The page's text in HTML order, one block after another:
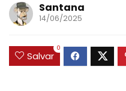
Santana
14/06/2025
Salvar
0